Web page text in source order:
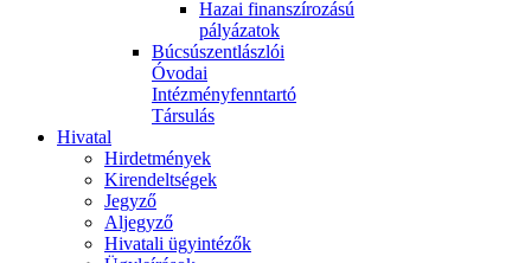
Hazai finanszírozású
pályázatok
Búcsúszentlászlói
Óvodai
Intézményfenntartó
Társulás
Hivatal
Hirdetmények
Kirendeltségek
Jegyző
Aljegyző
Hivatali ügyintézők